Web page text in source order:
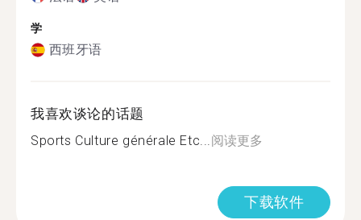
学
西班牙语
我喜欢谈论的话题
Sports Culture générale Etc...阅读更多
下载软件